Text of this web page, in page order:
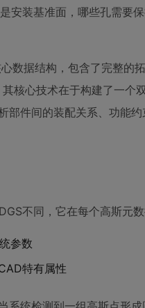
安装基准面，哪些孔需要
据结构，包含了完整的
核心技术在于构建了一个
件间的装配关系、功能约
不同，它在每个高斯元
参数
特有属性